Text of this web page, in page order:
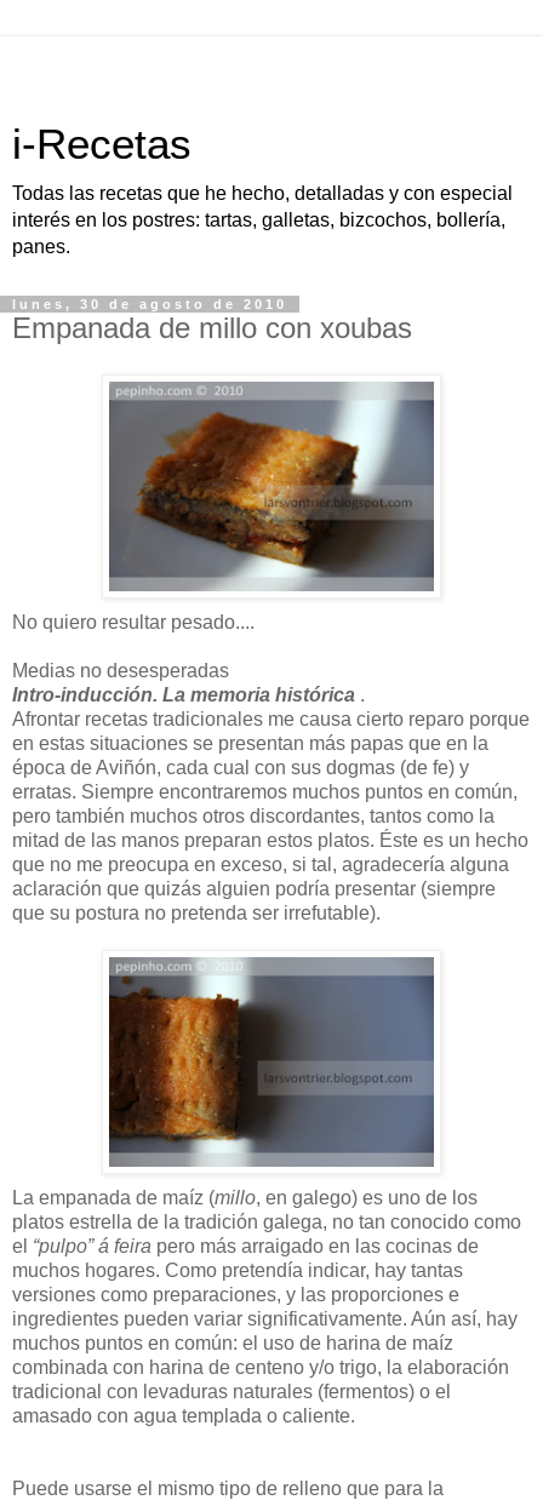
i-Recetas
Todas las recetas que he hecho, detalladas y con especial
interés en los postres: tartas, galletas, bizcochos, bollería,
panes.
lunes, 30 de agosto de 2010
Empanada de millo con xoubas
No quiero resultar pesado....
Medias no desesperadas
Intro-inducción. La memoria histórica .
Afrontar recetas tradicionales me causa cierto reparo porque
en estas situaciones se presentan más papas que en la
época de Aviñón, cada cual con sus dogmas (de fe) y
erratas. Siempre encontraremos muchos puntos en común,
pero también muchos otros discordantes, tantos como la
mitad de las manos preparan estos platos. Éste es un hecho
que no me preocupa en exceso, si tal, agradecería alguna
aclaración que quizás alguien podría presentar (siempre
que su postura no pretenda ser irrefutable).
La empanada de maíz (millo, en galego) es uno de los
platos estrella de la tradición galega, no tan conocido como
el “pulpo” á feira pero más arraigado en las cocinas de
muchos hogares. Como pretendía indicar, hay tantas
versiones como preparaciones, y las proporciones e
ingredientes pueden variar significativamente. Aún así, hay
muchos puntos en común: el uso de harina de maíz
combinada con harina de centeno y/o trigo, la elaboración
tradicional con levaduras naturales (fermentos) o el
amasado con agua templada o caliente.
Puede usarse el mismo tipo de relleno que para la